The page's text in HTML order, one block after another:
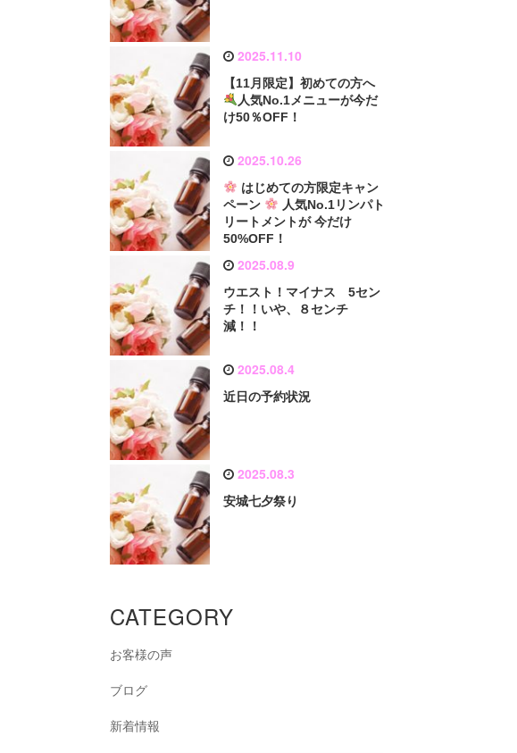
2025.11.10
【11月限定】初めての方へ
人気No.1メニューが今だ
け50％OFF！
2025.10.26
はじめての方限定キャン
ペーン
人気No.1リンパト
リートメントが 今だけ
50%OFF！
2025.08.9
ウエスト！マイナス 5セン
チ！！いや、８センチ
減！！
2025.08.4
近日の予約状況
2025.08.3
安城七夕祭り
CATEGORY
お客様の声
ブログ
新着情報